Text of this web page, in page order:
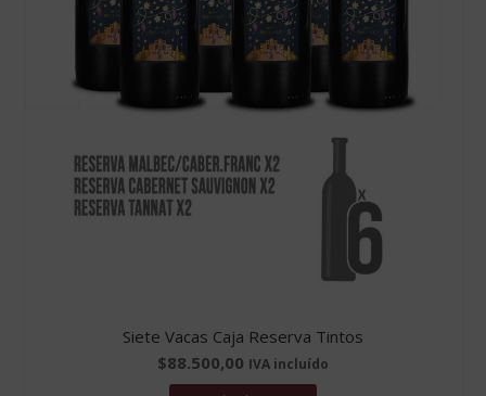
Siete Vacas Caja Reserva Tintos
$88.500,00 IVA incluído